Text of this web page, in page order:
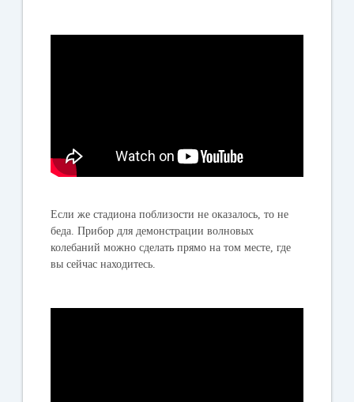
Если же стадиона поблизости не оказалось, то не
беда. Прибор для демонстрации волновых
колебаний можно сделать прямо на том месте, где
вы сейчас находитесь.